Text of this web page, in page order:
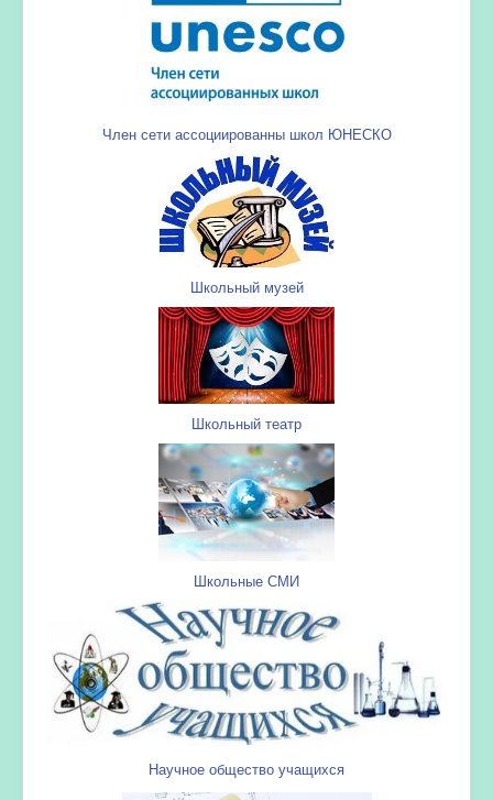
Член сети ассоциированны школ ЮНЕСКО
Школьный музей
Школьный театр
Школьные СМИ
Научное общество учащихся